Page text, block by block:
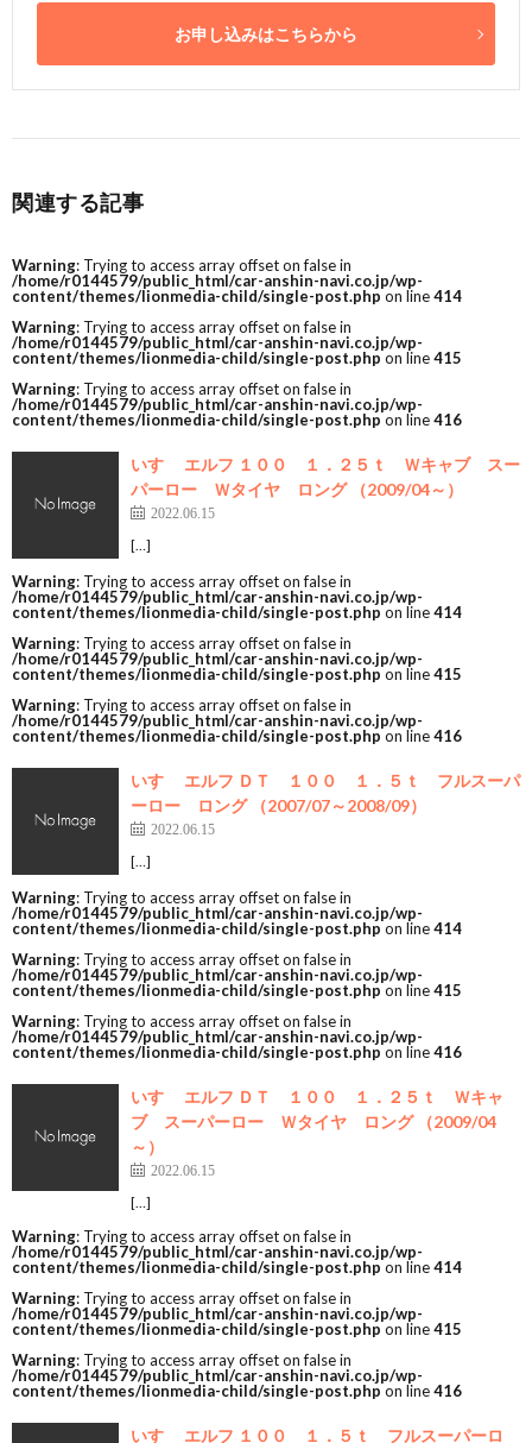
お申し込みはこちらから
関連する記事
Warning: Trying to access array offset on false in
/home/r0144579/public_html/car-anshin-navi.co.jp/wp-
content/themes/lionmedia-child/single-post.php on line414
Warning: Trying to access array offset on false in
/home/r0144579/public_html/car-anshin-navi.co.jp/wp-
content/themes/lionmedia-child/single-post.php on line415
Warning: Trying to access array offset on false in
/home/r0144579/public_html/car-anshin-navi.co.jp/wp-
content/themes/lionmedia-child/single-post.php on line416
いすゞ エルフ １００ １．２５ｔ Ｗキャブ スー
パーロー Ｗタイヤ ロング （2009/04～）
2022.06.15
[…]
Warning: Trying to access array offset on false in
/home/r0144579/public_html/car-anshin-navi.co.jp/wp-
content/themes/lionmedia-child/single-post.php on line414
Warning: Trying to access array offset on false in
/home/r0144579/public_html/car-anshin-navi.co.jp/wp-
content/themes/lionmedia-child/single-post.php on line415
Warning: Trying to access array offset on false in
/home/r0144579/public_html/car-anshin-navi.co.jp/wp-
content/themes/lionmedia-child/single-post.php on line416
いすゞ エルフ ＤＴ １００ １．５ｔ フルスーパ
ーロー ロング （2007/07～2008/09）
2022.06.15
[…]
Warning: Trying to access array offset on false in
/home/r0144579/public_html/car-anshin-navi.co.jp/wp-
content/themes/lionmedia-child/single-post.php on line414
Warning: Trying to access array offset on false in
/home/r0144579/public_html/car-anshin-navi.co.jp/wp-
content/themes/lionmedia-child/single-post.php on line415
Warning: Trying to access array offset on false in
/home/r0144579/public_html/car-anshin-navi.co.jp/wp-
content/themes/lionmedia-child/single-post.php on line416
いすゞ エルフ ＤＴ １００ １．２５ｔ Ｗキャ
ブ スーパーロー Ｗタイヤ ロング （2009/04
～）
2022.06.15
[…]
Warning: Trying to access array offset on false in
/home/r0144579/public_html/car-anshin-navi.co.jp/wp-
content/themes/lionmedia-child/single-post.php on line414
Warning: Trying to access array offset on false in
/home/r0144579/public_html/car-anshin-navi.co.jp/wp-
content/themes/lionmedia-child/single-post.php on line415
Warning: Trying to access array offset on false in
/home/r0144579/public_html/car-anshin-navi.co.jp/wp-
content/themes/lionmedia-child/single-post.php on line416
いすゞ エルフ １００ １．５ｔ フルスーパーロ